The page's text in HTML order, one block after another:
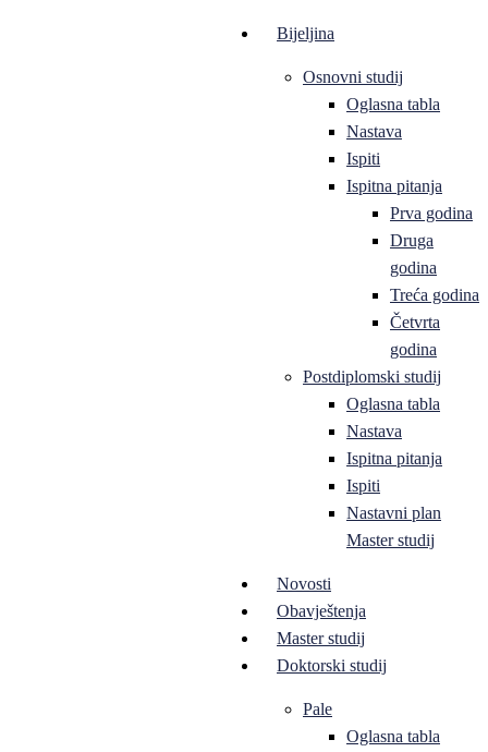
Bijeljina
Osnovni studij
Oglasna tabla
Nastava
Ispiti
Ispitna pitanja
Prva godina
Druga
godina
Treća godina
Četvrta
godina
Postdiplomski studij
Oglasna tabla
Nastava
Ispitna pitanja
Ispiti
Nastavni plan
Master studij
Novosti
Obavještenja
Master studij
Doktorski studij
Pale
Oglasna tabla